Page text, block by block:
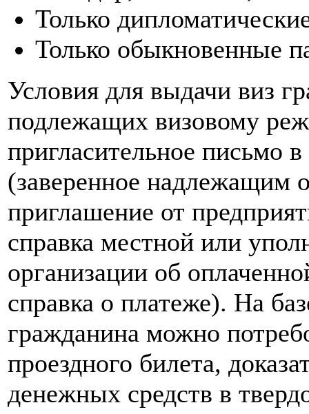
Только
Только обыкновенные
Условия для выдачи виз
подлежащих визовому
пригласительное письмо
(заверенное надлежащим
приглашение от
справка местной или
организации об
справка о платеже). На
гражданина можно
проездного билета,
денежных средств в